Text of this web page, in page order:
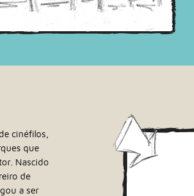
cinéfilos,
que
Nascido
de
a ser